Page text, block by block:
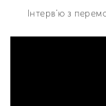
Інтерв’ю з